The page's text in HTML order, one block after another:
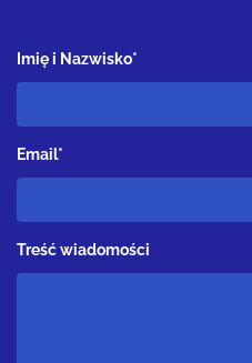
Imię i Nazwisko*
Email*
Treść wiadomości